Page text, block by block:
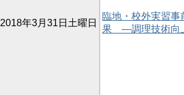
2018年3月31日土曜日
臨地・校外実習
果 ―調理技術向